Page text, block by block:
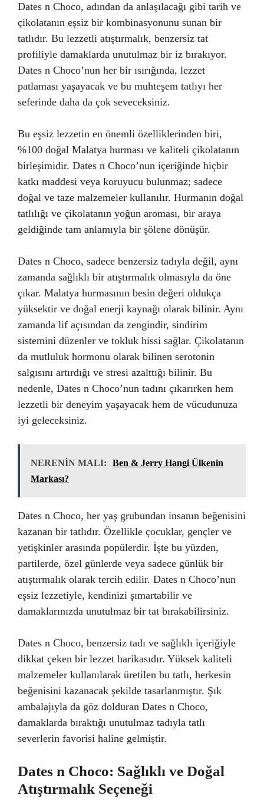
Dates n Choco, adından da anlaşılacağı gibi tarih ve
çikolatanın eşsiz bir kombinasyonunu sunan bir
tatlıdır. Bu lezzetli atıştırmalık, benzersiz tat
profiliyle damaklarda unutulmaz bir iz bırakıyor.
Dates n Choco’nun her bir ısırığında, lezzet
patlaması yaşayacak ve bu muhteşem tatlıyı her
seferinde daha da çok seveceksiniz.
Bu eşsiz lezzetin en önemli özelliklerinden biri,
%100 doğal Malatya hurması ve kaliteli çikolatanın
birleşimidir. Dates n Choco’nun içeriğinde hiçbir
katkı maddesi veya koruyucu bulunmaz; sadece
doğal ve taze malzemeler kullanılır. Hurmanın doğal
tatlılığı ve çikolatanın yoğun aroması, bir araya
geldiğinde tam anlamıyla bir şölene dönüşür.
Dates n Choco, sadece benzersiz tadıyla değil, aynı
zamanda sağlıklı bir atıştırmalık olmasıyla da öne
çıkar. Malatya hurmasının besin değeri oldukça
yüksektir ve doğal enerji kaynağı olarak bilinir. Aynı
zamanda lif açısından da zengindir, sindirim
sistemini düzenler ve tokluk hissi sağlar. Çikolatanın
da mutluluk hormonu olarak bilinen serotonin
salgısını artırdığı ve stresi azalttığı bilinir. Bu
nedenle, Dates n Choco’nun tadını çıkarırken hem
lezzetli bir deneyim yaşayacak hem de vücudunuza
iyi geleceksiniz.
NERENİN MALI:
Ben & Jerry Hangi Ülkenin
Markası?
Dates n Choco, her yaş grubundan insanın beğenisini
kazanan bir tatlıdır. Özellikle çocuklar, gençler ve
yetişkinler arasında popülerdir. İşte bu yüzden,
partilerde, özel günlerde veya sadece günlük bir
atıştırmalık olarak tercih edilir. Dates n Choco’nun
eşsiz lezzetiyle, kendinizi şımartabilir ve
damaklarınızda unutulmaz bir tat bırakabilirsiniz.
Dates n Choco, benzersiz tadı ve sağlıklı içeriğiyle
dikkat çeken bir lezzet harikasıdır. Yüksek kaliteli
malzemeler kullanılarak üretilen bu tatlı, herkesin
beğenisini kazanacak şekilde tasarlanmıştır. Şık
ambalajıyla da göz dolduran Dates n Choco,
damaklarda bıraktığı unutulmaz tadıyla tatlı
severlerin favorisi haline gelmiştir.
Dates n Choco: Sağlıklı ve Doğal
Atıştırmalık Seçeneği